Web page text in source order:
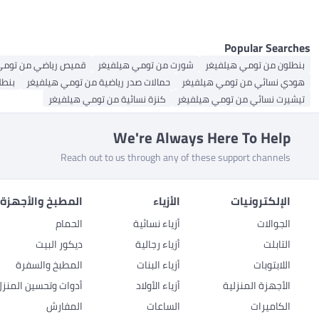
Popular Searches
بنطلون من تومي هيلفيغر شورت من تومي هيلفيغر قميص رياضي من
هودي نسائي من تومي هيلفيغر
حمالات صدر رياضية من تومي هيلفيغر
تيشيرت نسائي من تومي هيلفيغر
كنزة نسائية من تومي هيلفيغر
We're Always Here To Help
Reach out to us through any of these support channels
الإلكترونيات
الجوالات
التابلت
اللابتوبات
الأجهزة المنزلية
الكاميرات
الأزياء
أزياء نسائية
أزياء رجالية
أزياء البنات
أزياء الأولاد
الساعات
المطبخ
الحمام
ديكور البيت
المطبخ والسفرة
أدوات وتحسين
المفارش